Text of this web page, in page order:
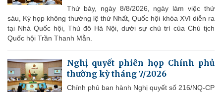
Thứ bảy, ngày 8/8/2026, ngày làm việc thứ
sáu, Kỳ họp không thường lệ thứ Nhất, Quốc hội khóa XVI diễn ra
tại Nhà Quốc hội, Thủ đô Hà Nội, dưới sự chủ trì của Chủ tịch
Quốc hội Trần Thanh Mẫn.
Nghị quyết phiên họp Chính phủ
thường kỳ tháng 7/2026
Chính phủ ban hành Nghị quyết số 216/NQ-CP